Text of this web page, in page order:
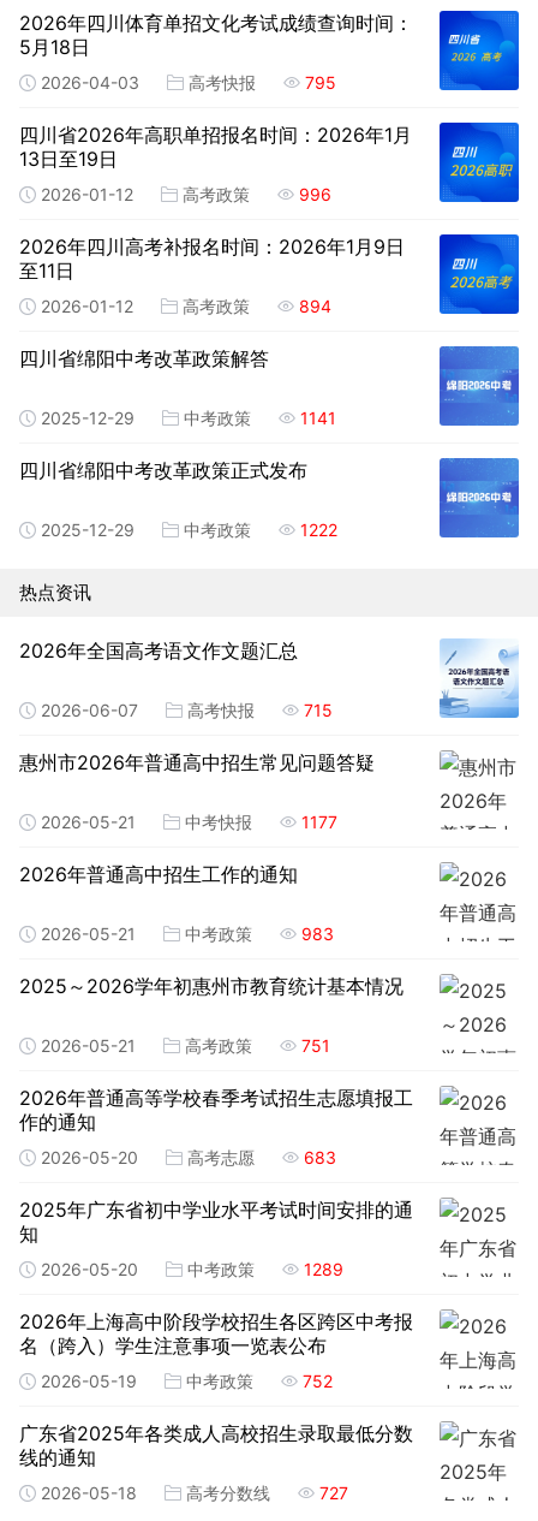
2026年四川体育单招文化考试成绩查询时间：
5月18日
2026-04-03 高考快报 795
四川省2026年高职单招报名时间：2026年1月
13日至19日
2026-01-12 高考政策 996
2026年四川高考补报名时间：2026年1月9日
至11日
2026-01-12 高考政策 894
四川省绵阳中考改革政策解答
2025-12-29 中考政策 1141
四川省绵阳中考改革政策正式发布
2025-12-29 中考政策 1222
热点资讯
2026年全国高考语文作文题汇总
2026-06-07 高考快报 715
惠州市2026年普通高中招生常见问题答疑
2026-05-21 中考快报 1177
2026年普通高中招生工作的通知
2026-05-21 中考政策 983
2025～2026学年初惠州市教育统计基本情况
2026-05-21 高考政策 751
2026年普通高等学校春季考试招生志愿填报工
作的通知
2026-05-20 高考志愿 683
2025年广东省初中学业水平考试时间安排的通
知
2026-05-20 中考政策 1289
2026年上海高中阶段学校招生各区跨区中考报
名（跨入）学生注意事项一览表公布
2026-05-19 中考政策 752
广东省2025年各类成人高校招生录取最低分数
线的通知
2026-05-18 高考分数线 727